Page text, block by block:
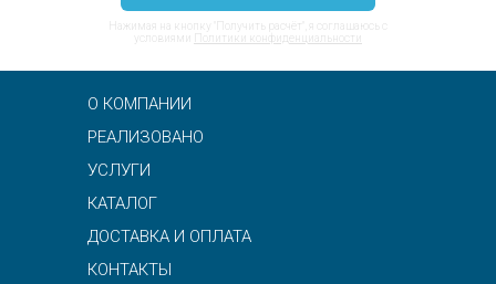
Нажимая на кнопку "Получить расчёт", я соглашаюсь с
условиями
Политики конфиденциальности
О КОМПАНИИ
РЕАЛИЗОВАНО
УСЛУГИ
КАТАЛОГ
ДОСТАВКА И ОПЛАТА
КОНТАКТЫ